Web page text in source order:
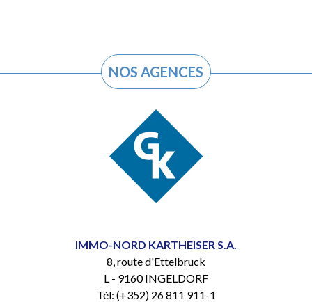
NOS AGENCES
IMMO-NORD KARTHEISER S.A.
8, route d'Ettelbruck
L - 9160 INGELDORF
Tél: (+352) 26 811 911-1